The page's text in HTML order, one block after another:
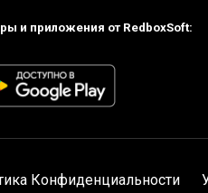
и приложения от RedboxSoft:
Конфиденциальности